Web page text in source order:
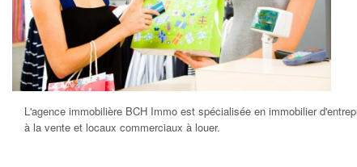
L'agence immobilière BCH Immo est spécialisée en immobilier
à la vente et locaux commerciaux à louer.